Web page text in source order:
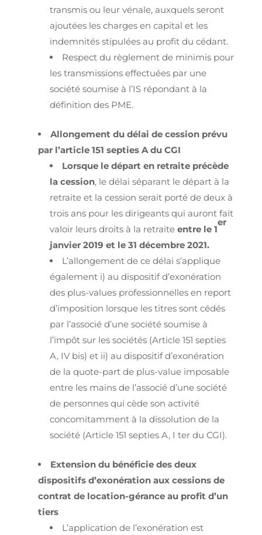
transmis ou leur vénale, auxquels seront
ajoutées les charges en capital et les
indemnités stipulées au profit du cédant.
Respect du règlement de minimis pour
les transmissions effectuées par une
société soumise à l’IS répondant à la
définition des PME.
Allongement du délai de cession prévu
par l’article 151 septies A du CGI
Lorsque le départ en retraite précède
la cession, le délai séparant le départ à la
retraite et la cession serait porté de deux à
trois ans pour les dirigeants qui auront fait
valoir leurs droits à la retraite entre le 1
er
janvier 2019 et le 31 décembre 2021.
L’allongement de ce délai s’applique
également i) au dispositif d’exonération
des plus-values professionnelles en report
d’imposition lorsque les titres sont cédés
par l’associé d’une société soumise à
l’impôt sur les sociétés (Article 151 septies
A, IV bis) et ii) au dispositif d’exonération
de la quote-part de plus-value imposable
entre les mains de l’associé d’une société
de personnes qui cède son activité
concomitamment à la dissolution de la
société (Article 151 septies A, I ter du CGI).
Extension du bénéficie des deux
dispositifs d’exonération aux cessions de
contrat de location-gérance au profit d’un
tiers
L’application de l’exonération est